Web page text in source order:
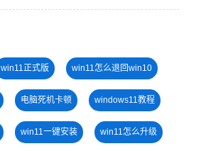
win11正式版 win11怎么退回win10
电脑死机卡顿 windows11教程
win11一键安装 win11怎么升级